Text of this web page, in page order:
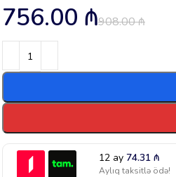
908.00₼
756.00 ₼
12 ay74.31₼
Aylıq taksitlə ödə!